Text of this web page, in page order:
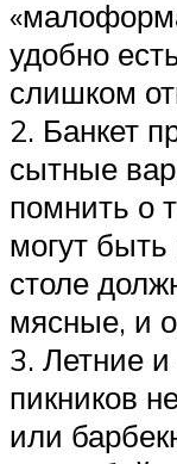
удобно
слишком
2. Банкет
сытные
помнить о
могут
столе
мясные, и
3. Летние
пикников
или